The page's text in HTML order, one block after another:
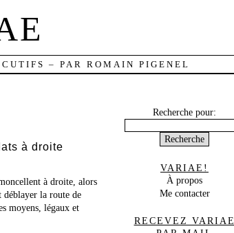
– PAR ROMAIN PIGENEL
à droite
à droite, alors
déblayer la route de
moyens, légaux et
Recherche pour:
VARIAE!
À propos
Me contacter
RECEVEZ VARIAE